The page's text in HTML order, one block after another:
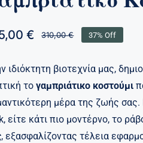
310,00€Original
was:
310,00 €.
€
Η
τιμή
είναι:
195,00 €.
37% Off
ιδιόκτητη βιοτεχνία μας,
το γαμπριάτικο κοστούμι
μέρα της ζωής σας.
είτε κάτι πιο μοντέρνο, το
, εξασφαλίζοντας τέλεια